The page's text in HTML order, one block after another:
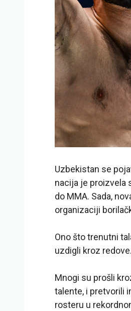
Uzbekistan se
nacija je proizvela
do MMA. Sada,
organizaciji
Ono što trenutni
uzdigli kroz redove.
Mnogi su prošli
talente, i pretvorili
rosteru u